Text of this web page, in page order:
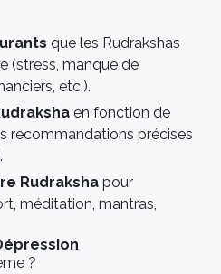
que les Rudrakshas
(stress, manque de
etc.).
en fonction de
recommandations précises
Rudraksha pour
méditation, mantras,
?